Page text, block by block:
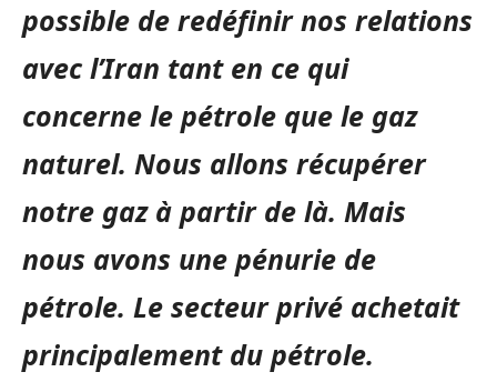
possible de redéfinir nos relations
avec l’Iran tant en ce qui
concerne le pétrole que le gaz
naturel. Nous allons récupérer
notre gaz à partir de là. Mais
nous avons une pénurie de
pétrole. Le secteur privé achetait
principalement du pétrole.